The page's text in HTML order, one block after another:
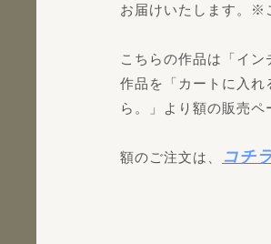
お届けいたします。※
こちらの作品は「イン
作品を「カートに入
ら。」より額の販売ペ
額のご注文は、 コチ